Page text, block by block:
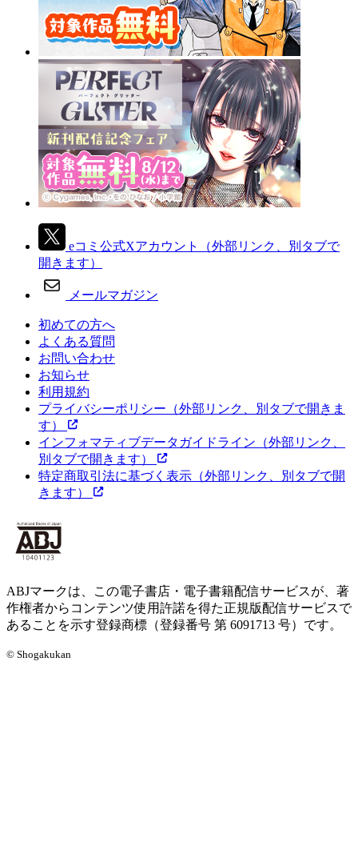
eコミ公式Xアカウント
（外部リンク、別タブで
開きます）
メールマガジン
初めての方へ
よくある質問
お問い合わせ
お知らせ
利用規約
プライバシーポリシー （外部リンク、別タブで開きま
す）
インフォマティブデータガイドライン （外部リンク、
別タブで開きます）
特定商取引法に基づく表示 （外部リンク、別タブで開
きます）
ABJマークは、この電子書店・電子書籍配信サービスが、著
作権者からコンテンツ使用許諾を得た正規版配信サービスで
あることを示す登録商標（登録番号 第 6091713 号）です。
© Shogakukan